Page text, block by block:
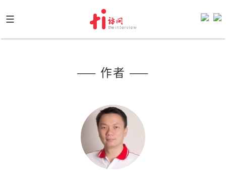
to
content
—— 作者 ——